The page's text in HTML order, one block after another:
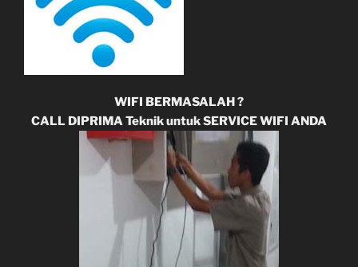
WIFI BERMASALAH ?
CALL DIPRIMA Teknik untuk SERVICE WIFI ANDA